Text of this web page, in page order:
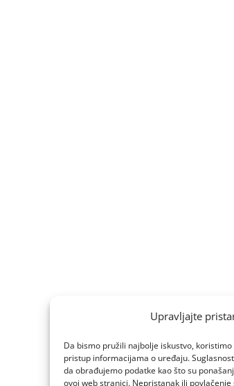
Upravljajte
Da bismo pružili najbolje iskustvo,
pristup informacijama o uređaju.
da obrađujemo podatke kao što su
ovoj web stranici. Nepristanak ili